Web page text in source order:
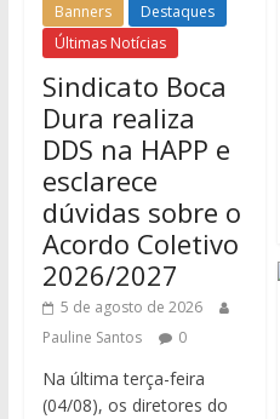
Banners
Destaques
Últimas Notícias
Sindicato Boca
Dura realiza
DDS na HAPP e
esclarece
dúvidas sobre o
Acordo Coletivo
2026/2027
5 de agosto de 2026
Pauline Santos
0
Na última terça-feira
(04/08), os diretores do